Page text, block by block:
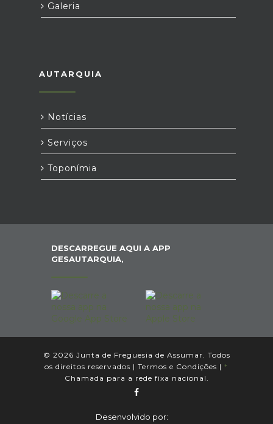
Galeria
AUTARQUIA
Notícias
Serviços
Toponímia
DESCARREGUE AQUI A APP
GESAUTARQUIA,
© 2026 Junta de Freguesia de Assumar. Todos
os direitos reservados | Termos e Condições | *
Chamada para a rede fixa nacional.
Desenvolvido por: